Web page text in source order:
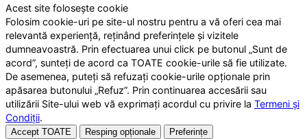
Acest site folosește cookie
Folosim cookie-uri pe site-ul nostru pentru a vă oferi cea mai
relevantă experiență, reținând preferințele și vizitele
dumneavoastră. Prin efectuarea unui click pe butonul „Sunt de
acord”, sunteți de acord ca TOATE cookie-urile să fie utilizate.
De asemenea, puteți să refuzați cookie-urile opționale prin
apăsarea butonului „Refuz”. Prin continuarea accesării sau
utilizării Site-ului web vă exprimați acordul cu privire la Termeni și
Condiții.
Accept TOATE Resping opționale
Preferințe